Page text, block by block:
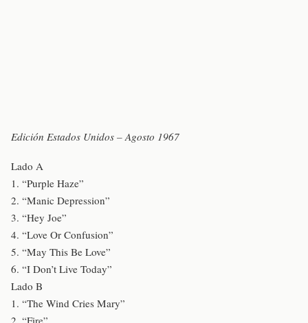
Edición Estados Unidos – Agosto 1967
Lado A
1. “Purple Haze”
2. “Manic Depression”
3. “Hey Joe”
4. “Love Or Confusion”
5. “May This Be Love”
6. “I Don’t Live Today”
Lado B
1. “The Wind Cries Mary”
2. “Fire”